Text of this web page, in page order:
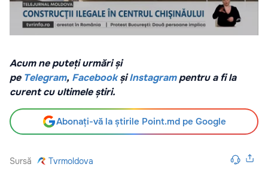
Acum ne puteți urmări și
pe Telegram, Facebook șiInstagrampentru a fi la
curent cu ultimele știri.
Abonați-vă la știrile Point.md pe Google
Sursă Tvrmoldova